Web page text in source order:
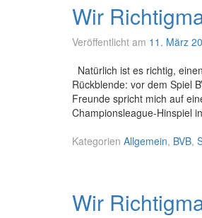
Wir
Veröffentlicht am 11. März
Natürlich ist es richtig,
Rückblende: vor dem Spiel
Freunde spricht mich auf
Championsleague-Hinspiel
Kategorien Allgemein, BVB,
Wir